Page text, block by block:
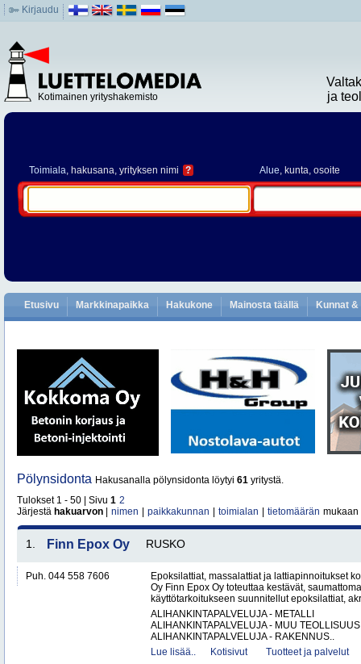
Kirjaudu
Kotimainen yrityshakemisto
ja
Toimiala, hakusana, yrityksen nimi ? Alue, kunta, osoite
Etusivu Markkinapaikka Hakukone Mainosta täällä Kunnat
Pölynsidonta Hakusanalla pölynsidonta löytyi 61 yritystä.
Tulokset 1 - 50 | Sivu 1 2
Järjestä hakuarvon nimen paikkakunnan toimialan tietomäärän mukaan
1. Finn Epox Oy RUSKO
Puh. 044 558 7606
Epoksilattiat, massalattiat ja lattiapinnoitukset
Oy Finn Epox Oy toteuttaa kestävät,
käyttötarkoitukseen suunnitellut epoksilattiat,
ALIHANKINTAPALVELUJA - METALLI
ALIHANKINTAPALVELUJA - MUU TEOLLISUUS
ALIHANKINTAPALVELUJA - RAKENNUS..
Lue lisää..
Kotisivut Tuotteet ja palvelut